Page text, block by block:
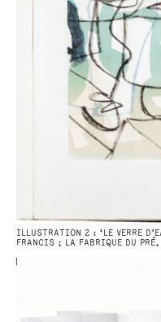
ILLUSTRATION 2 : ‘LE VERRE
FRANCIS ; LA FABRIQUE DU